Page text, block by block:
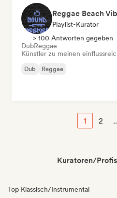
Reggae Beach
Playlist-Kurator
> 100 Antworten gegeben
DubReggae
Künstler zu meinen
Dub Reggae
1 2
Kuratoren/
Top Klassisch/Instrumental